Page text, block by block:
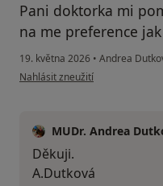
Pani doktorka mi
na me preference
19. května 2026 • Andrea
podle názoru uživatele Vojtech
Nahlásit zneužití
MUDr. Andrea
Děkuji.
A.Dutková